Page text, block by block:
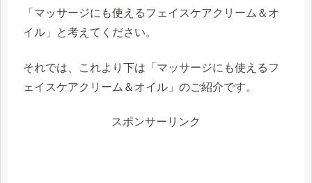
「マッサージにも使えるフェイスケアクリーム＆オ
イル」と考えてください。
それでは、これより下は「マッサージにも使えるフ
ェイスケアクリーム＆オイル」のご紹介です。
スポンサーリンク